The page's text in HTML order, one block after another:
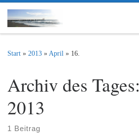
Zum Inhalt springen
Start » 2013 » April » 16.
Archiv des Tages:
2013
1 Beitrag